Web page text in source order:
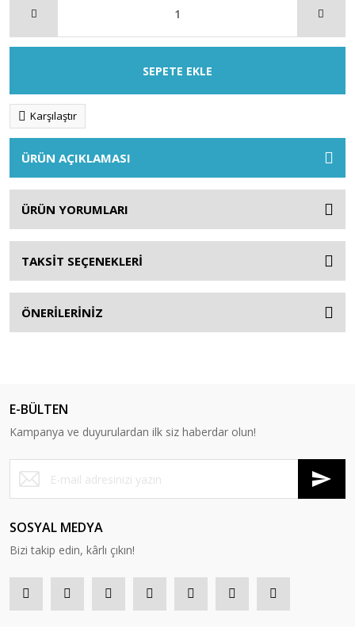
SEPETE EKLE
Karşılaştır
ÜRÜN AÇIKLAMASI
ÜRÜN YORUMLARI
TAKSİT SEÇENEKLERİ
ÖNERİLERİNİZ
E-BÜLTEN
Kampanya ve duyurulardan ilk siz haberdar olun!
SOSYAL MEDYA
Bizi takip edin, kârlı çıkın!